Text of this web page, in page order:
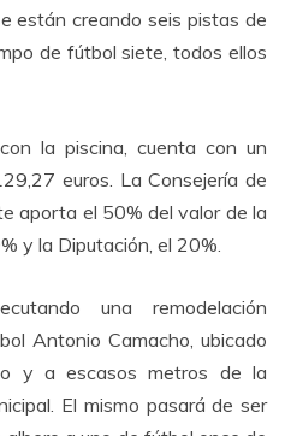
están creando seis pistas de
de fútbol siete, todos ellos
la piscina, cuenta con un
euros. La Consejería de
aporta el 50% del valor de la
y la Diputación, el 20%.
una remodelación
Antonio Camacho, ubicado
y a escasos metros de la
El mismo pasará de ser